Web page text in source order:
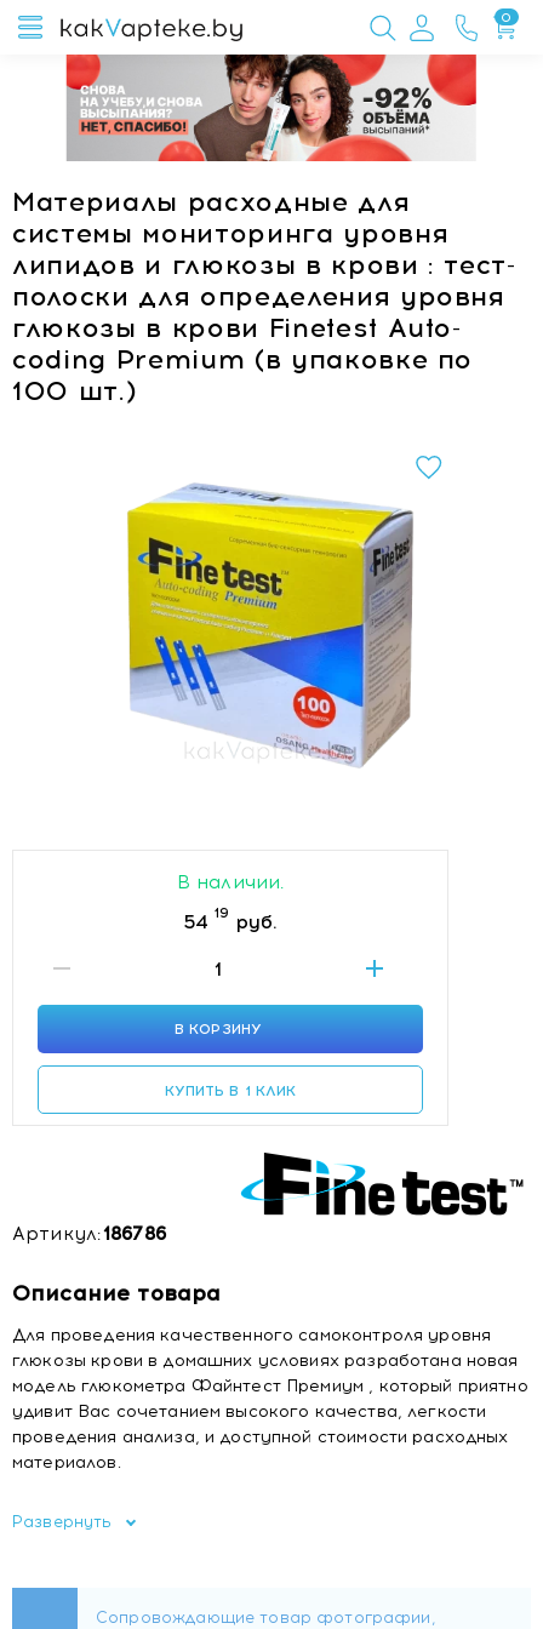
0
Материалы расходные для
системы мониторинга уровня
липидов и глюкозы в крови : тест-
полоски для определения уровня
глюкозы в крови Finetest Auto-
coding Premium (в упаковке по
100 шт.)
В наличии.
54 19 руб.
В КОРЗИНУ
КУПИТЬ В 1 КЛИК
Артикул:186786
Описание товара
Для проведения качественного самоконтроля уровня
глюкозы крови в домашних условиях разработана новая
модель глюкометра Файнтест Премиум , который приятно
удивит Вас сочетанием высокого качества, легкости
проведения анализа, и доступной стоимости расходных
материалов.
Coding Premium новейшая биосенсорная
исследования. Для проведения анализа требуется
Развернуть